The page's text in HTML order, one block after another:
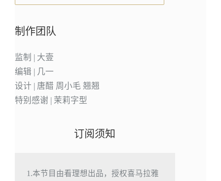
制作团队
监制 | 大壹
编辑 | 几一
设计 | 唐醋 周小毛 翘翘
特别感谢 | 茉莉字型
订阅须知
1.本节目由看理想出品，授权喜马拉雅